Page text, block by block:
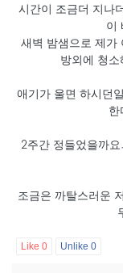
시간이 조금더 지나
이
새벽 밤샘으로 제가
방외에 청
애기가 울면 하시던
2주간 정들었을까
조금은 까탈스러운
Like 0 Unlike 0